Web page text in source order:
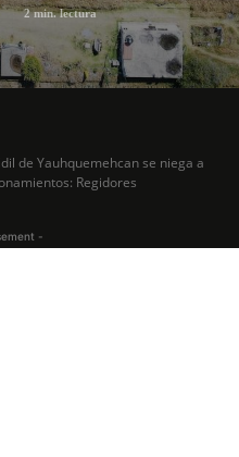
2min. lectura
de Yauhquemehcan se niega a
Regidores
-